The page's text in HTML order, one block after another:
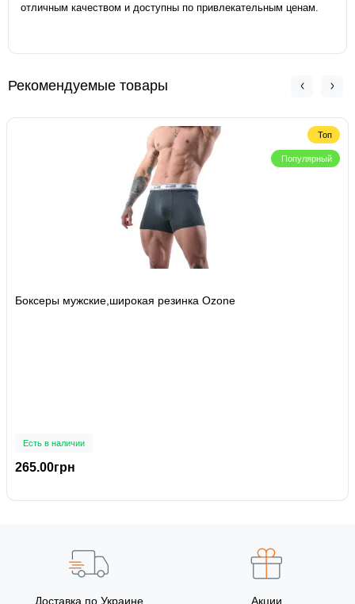
отличным качеством и доступны по привлекательным ценам.
Рекомендуемые товары
Топ
Популярный
Боксеры мужские,широкая резинка Ozone
Есть в наличии
265.00грн
Доставка по Украине Акции